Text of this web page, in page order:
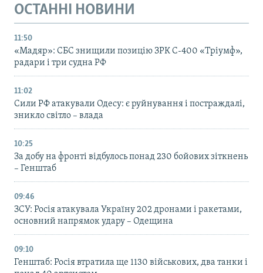
ОСТАННІ НОВИНИ
11:50
«Мадяр»: СБС знищили позицію ЗРК С-400 «Тріумф»,
радари і три судна РФ
11:02
Сили РФ атакували Одесу: є руйнування і постраждалі,
зникло світло – влада
10:25
За добу на фронті відбулось понад 230 бойових зіткнень
– Генштаб
09:46
ЗСУ: Росія атакувала Україну 202 дронами і ракетами,
основний напрямок удару – Одещина
09:10
Генштаб: Росія втратила ще 1130 військових, два танки і